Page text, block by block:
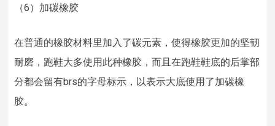
（6）加碳橡胶
在普通的橡胶材料里加入了碳元素，使得橡胶更加的坚韧
耐磨，跑鞋大多使用此种橡胶，而且在跑鞋鞋底的后掌部
分都会留有brs的字母标示，以表示大底使用了加碳橡
胶。